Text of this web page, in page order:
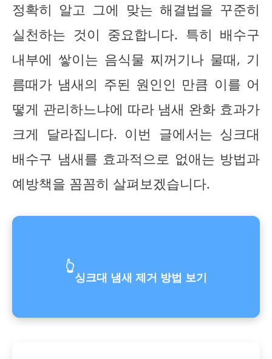
정확히 알고 그에 맞는 해결법을 꾸준히
실천하는 것이 중요합니다. 특히 배수구
내부에 쌓이는 음식물 찌꺼기나 물때, 기
름때가 냄새의 주된 원인인 만큼 이를 어
떻게 관리하느냐에 따라 냄새 완화 효과가
크게 달라집니다. 이번 글에서는 싱크대
배수구 냄새를 효과적으로 없애는 방법과
예방책을 꼼꼼히 살펴보겠습니다.
👆
싱크대 냄새 제거 방법 보기